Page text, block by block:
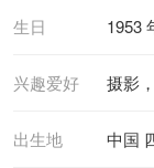
生日 1953
兴趣爱好 摄影
出生地 中国